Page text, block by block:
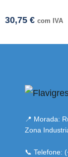
30,75 € com IVA
📍 Morada:
Zona
📞 Telefone: